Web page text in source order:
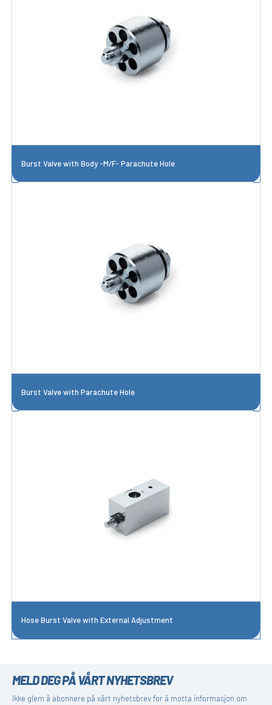
Burst Valve with Body -M/F- Parachute Hole
Burst Valve with Parachute Hole
Hose Burst Valve with External Adjustment
MELD DEG PÅ VÅRT NYHETSBREV
Ikke glem å abonnere på vårt nyhetsbrev for å motta informasjon om